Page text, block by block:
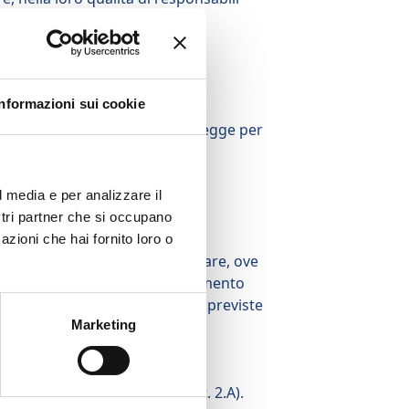
sui cookie
e per analizzare il
partner che si occupano
che hai fornito loro o
Marketing
c) GDPR), il Titolare potrà
giudiziarie, a società di
sia obbligatoria per legge per
del trattamento.
ogni caso inteso che il Titolare, ove
sin d’ora che il trasferimento
contrattuali standard previste
garantirLe i Servizi dell’art. 2.A).